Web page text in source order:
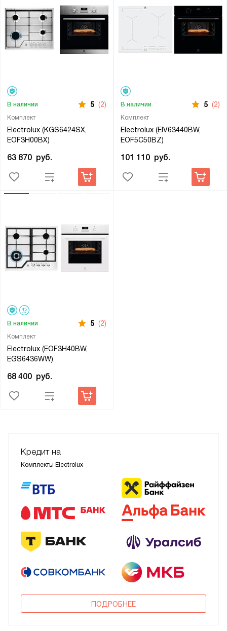
Комплект
Electrolux (KGS6424SX,
EOF3H00BX)
В наличии 5 (2)
63 870 руб.
Комплект
Electrolux (EIV63440BW,
EOF5C50BZ)
В наличии 5 (2)
101 110 руб.
Комплект
Electrolux (EOF3H40BW,
EGS6436WW)
В наличии 5 (2)
68 400 руб.
Кредит на
Комплекты Electrolux
ПОДРОБНЕЕ